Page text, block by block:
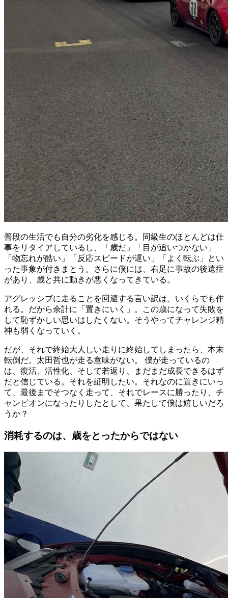
普段の生活でも自分の劣化を感じる。同級生のほとんどは仕
事をリタイアしているし、「歳だ」「目が追いつかない」
「物忘れが酷い」「反応スピードが遅い」「よく転ぶ」とい
った事象が付きまとう。さらに僕には、右足に事故の後遺症
があり、歳と共に動きが悪くなってきている。
アグレッシブに走ることを回避する言い訳は、いくらでも作
れる。だから余計に「置きにいく」。この歳になって失敗を
して恥ずかしい思いはしたくない。そうやってチャレンジ精
神も弱くなっていく。
だが、それで終始大人しい走りに終始してしまったら、本末
転倒だ。太田哲也が走る意味がない。 僕が走っているの
は、復活、活性化、そして若返り、まだまだ成長できるはず
だと信じている。それを証明したい。それなのに置きにいっ
て、最後までそつなく走って、それでレースに勝ったり、チ
ャンピオンになったりしたとして、果たして僕は嬉しいだろ
うか？
消耗するのは、歳をとったからではない